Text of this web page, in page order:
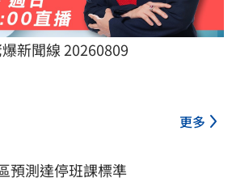
爆新聞線 20260809
更多
預測達停班課標準